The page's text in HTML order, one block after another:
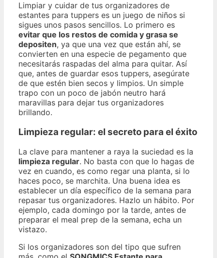
Limpiar y cuidar de tus organizadores de
estantes para tuppers es un juego de niños si
sigues unos pasos sencillos. Lo primero es
evitar que los restos de comida y grasa se
depositen, ya que una vez que están ahí, se
convierten en una especie de pegamento que
necesitarás raspadas del alma para quitar. Así
que, antes de guardar esos tuppers, asegúrate
de que estén bien secos y limpios. Un simple
trapo con un poco de jabón neutro hará
maravillas para dejar tus organizadores
brillando.
Limpieza regular: el secreto para el éxito
La clave para mantener a raya la suciedad es la
limpieza regular. No basta con que lo hagas de
vez en cuando, es como regar una planta, si lo
haces poco, se marchita. Una buena idea es
establecer un día específico de la semana para
repasar tus organizadores. Hazlo un hábito. Por
ejemplo, cada domingo por la tarde, antes de
preparar el meal prep de la semana, echa un
vistazo.
Si los organizadores son del tipo que sufren